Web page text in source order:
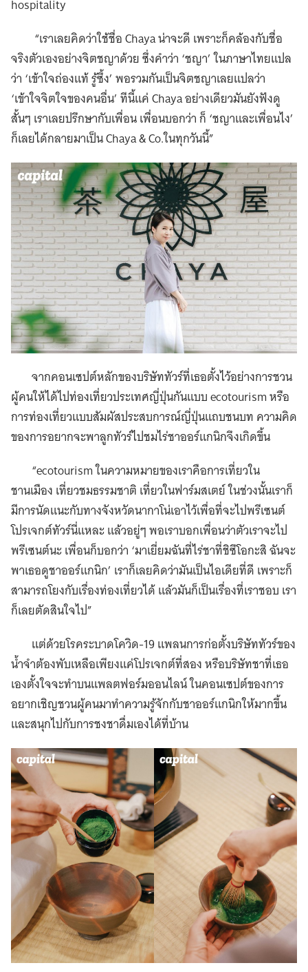
hospitality
“เราเลยคิดว่าใช้ชื่อ Chaya น่าจะดี เพราะก็คล้องกับชื่อ
จริงตัวเองอย่างจิตชญาด้วย ซึ่งคำว่า ‘ชญา’ ในภาษาไทยแปล
ว่า ‘เข้าใจถ่องแท้ รู้ซึ้ง’ พอรวมกันเป็นจิตชญาเลยแปลว่า
‘เข้าใจจิตใจของคนอื่น’ ทีนี้แค่ Chaya อย่างเดียวมันยังฟังดู
สั้นๆ เราเลยปรึกษากับเพื่อน เพื่อนบอกว่า ก็ ‘ชญาและเพื่อนไง’
ก็เลยได้กลายมาเป็น Chaya & Co.ในทุกวันนี้”
จากคอนเซปต์หลักของบริษัททัวร์ที่เธอตั้งไว้อย่างการชวน
ผู้คนให้ได้ไปท่องเที่ยวประเทศญี่ปุ่นกันแบบ ecotourism หรือ
การท่องเที่ยวแบบสัมผัสประสบการณ์ญี่ปุ่นแถบชนบท ความคิด
ของการอยากจะพาลูกทัวร์ไปชมไร่ชาออร์แกนิกจึงเกิดขึ้น
“ecotourism ในความหมายของเราคือการเที่ยวใน
ชานเมือง เที่ยวชมธรรมชาติ เที่ยวในฟาร์มสเตย์ ในช่วงนั้นเราก็
มีการนัดแนะกับทางจังหวัดนากาโน่เอาไว้เพื่อที่จะไปพรีเซนต์
โปรเจกต์ทัวร์นี่แหละ แล้วอยู่ๆ พอเราบอกเพื่อนว่าตัวเราจะไป
พรีเซนต์นะ เพื่อนก็บอกว่า ‘มาเยี่ยมฉันที่ไร่ชาที่ชิซึโอกะสิ ฉันจะ
พาเธอดูชาออร์แกนิก’ เราก็เลยคิดว่ามันเป็นไอเดียที่ดี เพราะก็
สามารถโยงกับเรื่องท่องเที่ยวได้ แล้วมันก็เป็นเรื่องที่เราชอบ เรา
ก็เลยตัดสินใจไป”
แต่ด้วยโรคระบาดโควิด-19 แพลนการก่อตั้งบริษัททัวร์ของ
น้ำจำต้องพับเหลือเพียงแค่โปรเจกต​์ที่สอง หรือบริษัทชาที่เธอ
เองตั้งใจจะทำบนแพลตฟอร์มออนไลน์ ในคอนเซปต์ของการ
อยากเชิญชวนผู้คนมาทำความรู้จักกับชาออร์แกนิกให้มากขึ้น
และสนุกไปกับการชงชาดื่มเองได้ที่บ้าน